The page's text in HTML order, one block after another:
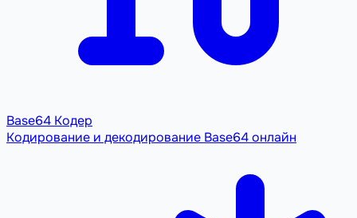
Base64 Кодер
Кодирование и декодирование Base64 онлайн